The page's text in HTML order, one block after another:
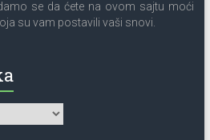
se da ćete na ovom sajtu moći
su vam postavili vaši snovi.